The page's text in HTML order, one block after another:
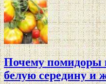
Почему помидоры
белую середину и